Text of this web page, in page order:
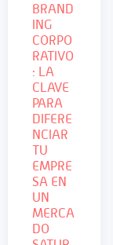
BRAND
ING
CORPO
RATIVO
: LA
CLAVE
PARA
DIFERE
NCIAR
TU
EMPRE
SA EN
UN
MERCA
DO